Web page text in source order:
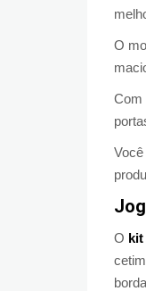
O
Com
O kit